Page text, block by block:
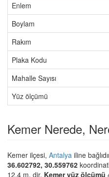
Enlem
Boylam
Rakım
Plaka Kodu
Mahalle Sayısı
Yüz ölçümü
Kemer Nerede,
Kemer ilçesi, Antalya iline
36.602792, 30.559762
12.4 m. dir. Kemer yüz ölçümü